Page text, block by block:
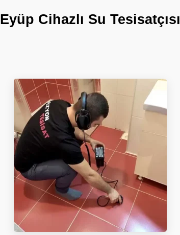
Eyüp Cihazlı Su Tesisatçısı